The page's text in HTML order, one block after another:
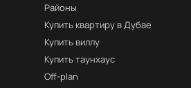
Районы
Купить квартиру в Дубае
Купить виллу
Купить таунхаус
Off-plan